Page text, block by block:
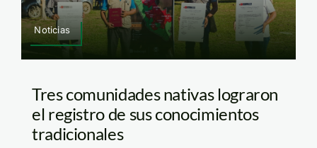
Noticias
Tres comunidades nativas lograron
el registro de sus conocimientos
tradicionales